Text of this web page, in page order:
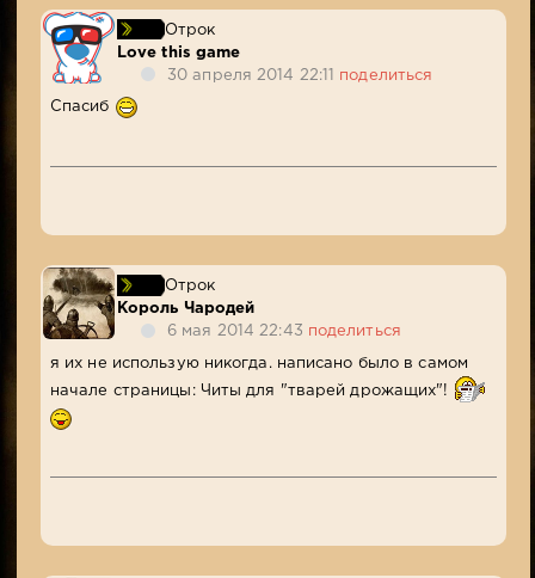
Отрок
Love this game
30 апреля 2014 22:11 поделиться
Спасиб
Отрок
Король Чародей
6 мая 2014 22:43
поделиться
я их не использую никогда. написано было в самом
начале страницы: Читы для "тварей дрожащих"!